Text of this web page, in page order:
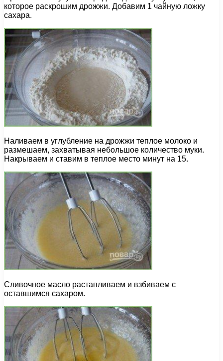
которое раскрошим дрожжи. Добавим 1 чайную ложку
сахара.
Наливаем в углубление на дрожжи теплое молоко и
размешаем, захватывая небольшое количество муки.
Накрываем и ставим в теплое место минут на 15.
Сливочное масло растапливаем и взбиваем с
оставшимся сахаром.